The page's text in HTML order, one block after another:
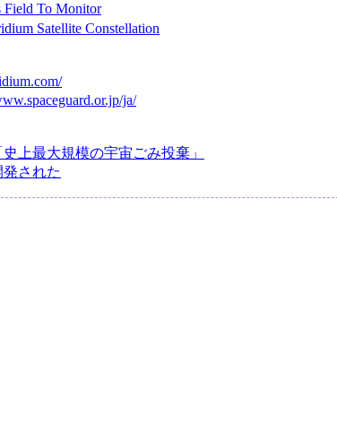
Field To Monitor
Satellite Constellation
ja/
上最大規模の宇宙ごみ投棄」
された